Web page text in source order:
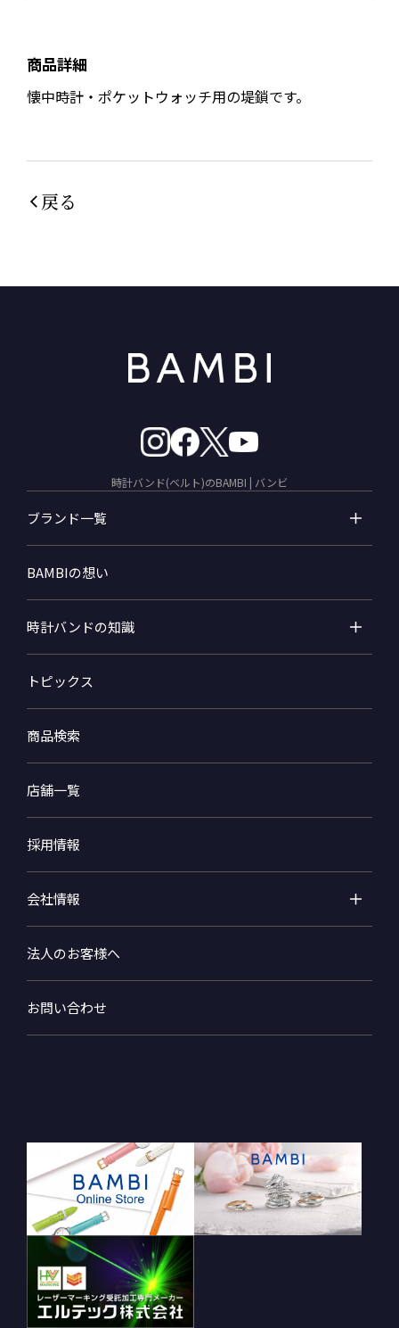
商品詳細
懐中時計・ポケットウォッチ用の堤鎖です。
戻る
時計バンド(ベルト)のBAMBI | バンビ
ブランド一覧
BAMBIの想い
時計バンドの知識
トピックス
商品検索
店舗一覧
採用情報
会社情報
法人のお客様へ
お問い合わせ